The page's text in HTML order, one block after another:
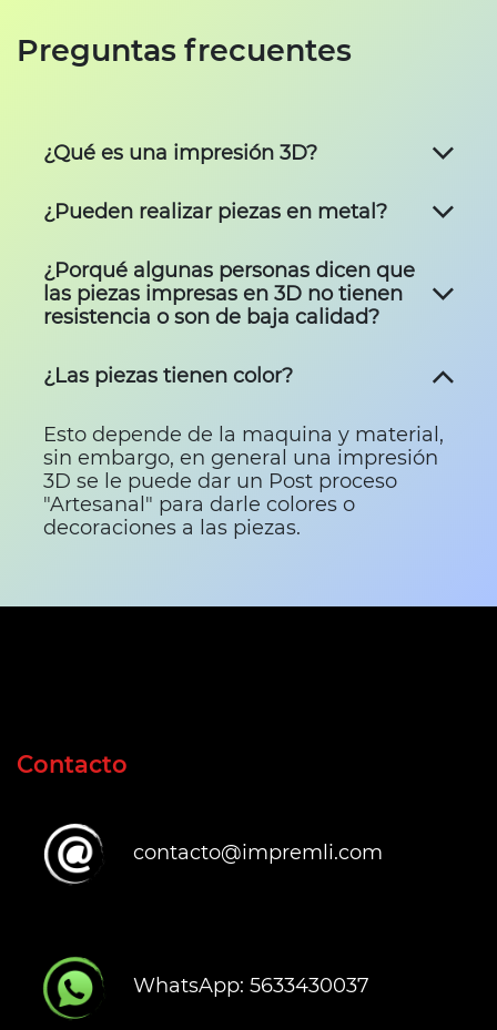
Preguntas frecuentes
¿Qué es una impresión 3D?
¿Pueden realizar piezas en metal?
¿Porqué algunas personas dicen que
las piezas impresas en 3D no tienen
resistencia o son de baja calidad?
¿Las piezas tienen color?
Esto depende de la maquina y material,
sin embargo, en general una impresión
3D se le puede dar un Post proceso
"Artesanal" para darle colores o
decoraciones a las piezas.
Contacto
contacto@impremli.com
WhatsApp: 5633430037